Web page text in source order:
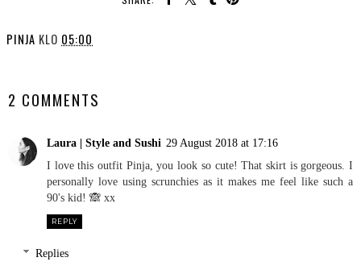
PINJA KLO 05:00
2 COMMENTS
Laura | Style and Sushi 29 August 2018 at 17:16
I love this outfit Pinja, you look so cute! That skirt is gorgeous. I
personally love using scrunchies as it makes me feel like such a
90's kid! 🙈 xx
REPLY
Replies